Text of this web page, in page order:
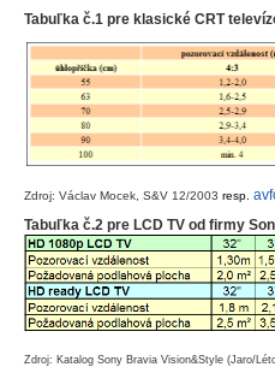
Tabuľka č.1 pre klasické CRT
Zdroj: Václav Mocek, S&V 12/2003 resp.
Tabuľka č.2 pre LCD TV od firmy
Zdroj: Katalog Sony Bravia Vision&Style (Jaro/